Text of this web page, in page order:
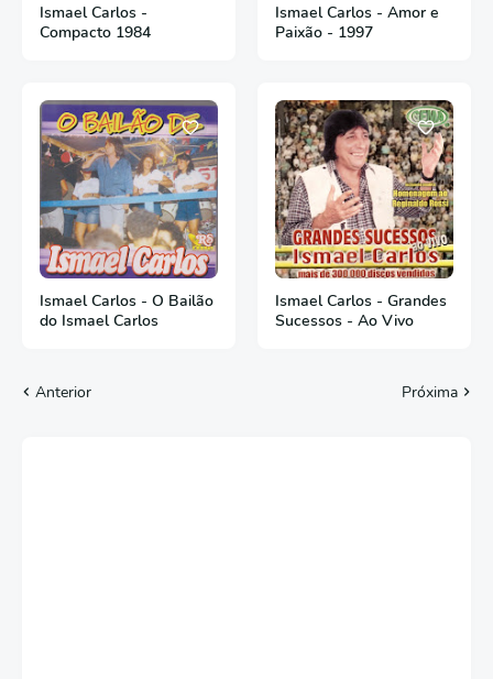
Ismael Carlos -
Compacto 1984
Ismael Carlos - Amor e
Paixão - 1997
Ismael Carlos - O Bailão
do Ismael Carlos
Ismael Carlos - Grandes
Sucessos - Ao Vivo
Anterior Próxima